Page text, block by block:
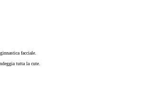
facciale.
tutta la cute.